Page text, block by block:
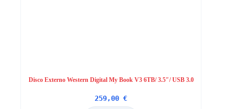
Disco Externo Western Digital My Book V3 6TB/ 3.5″/ USB 3.0
259,00€